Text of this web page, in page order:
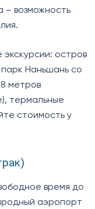
– возможность
экскурсии: остров
Наньшань со
метров
термальные
стоимость у
время до
аэропорт